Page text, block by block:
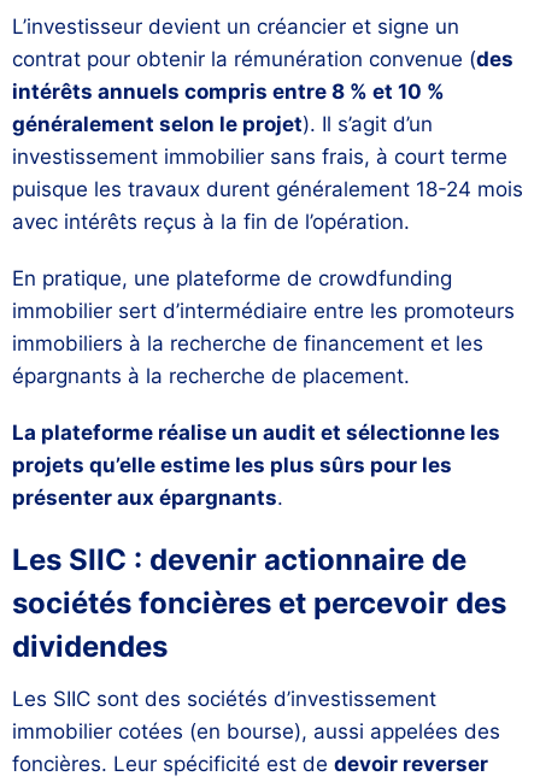
L’investisseur devient un créancier et signe un
contrat pour obtenir la rémunération convenue (des
intérêts annuels compris entre 8 % et 10 %
généralement selon le projet). Il s’agit d’un
investissement immobilier sans frais, à court terme
puisque les travaux durent généralement 18-24 mois
avec intérêts reçus à la fin de l’opération.
En pratique, une plateforme de crowdfunding
immobilier sert d’intermédiaire entre les promoteurs
immobiliers à la recherche de financement et les
épargnants à la recherche de placement.
La plateforme réalise un audit et sélectionne les
projets qu’elle estime les plus sûrs pour les
présenter aux épargnants.
Les SIIC : devenir actionnaire de
sociétés foncières et percevoir des
dividendes
Les SIIC sont des sociétés d’investissement
immobilier cotées (en bourse), aussi appelées des
foncières. Leur spécificité est de devoir reverser